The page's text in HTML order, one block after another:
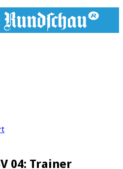
04: Trainer